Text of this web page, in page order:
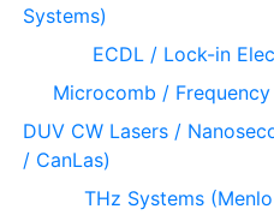
Systems)
ECDL / Lock-in
Microcomb /
DUV CW Lasers /
/ CanLas)
THz Systems